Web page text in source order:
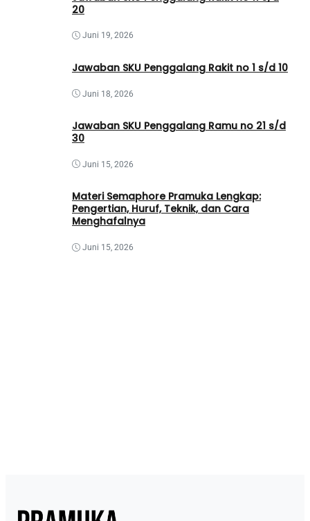
20
Juni 19, 2026
Jawaban SKU Penggalang Rakit no 1 s/d 10
Juni 18, 2026
Jawaban SKU Penggalang Ramu no 21 s/d
30
Juni 15, 2026
Materi Semaphore Pramuka Lengkap:
Pengertian, Huruf, Teknik, dan Cara
Menghafalnya
Juni 15, 2026